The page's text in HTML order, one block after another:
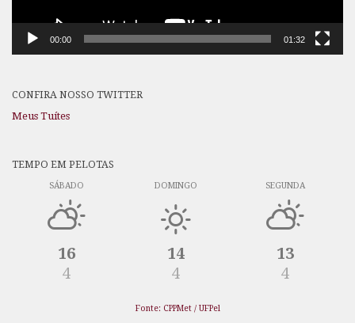
00:00 01:32
CONFIRA NOSSO TWITTER
Meus Tuítes
TEMPO EM PELOTAS
SÁBADO
16
4
DOMINGO
14
4
SEGUNDA
13
4
Fonte: CPPMet / UFPel